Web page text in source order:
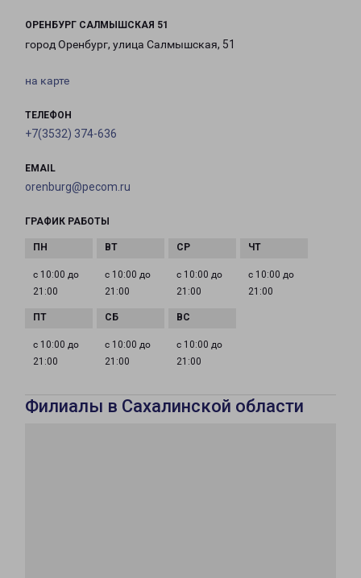
ОРЕНБУРГ САЛМЫШСКАЯ 51
город Оренбург, улица Салмышская, 51
на карте
ТЕЛЕФОН
+7(3532) 374-636
EMAIL
orenburg@pecom.ru
ГРАФИК РАБОТЫ
с 10:00 до
21:00
с 10:00 до
21:00
с 10:00 до
21:00
с 10:00 до
21:00
с 10:00 до
21:00
с 10:00 до
21:00
с 10:00 до
21:00
Филиалы в Сахалинской области